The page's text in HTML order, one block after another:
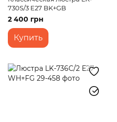
730S/3 E27 BK+GB
2 400 грн
Купить